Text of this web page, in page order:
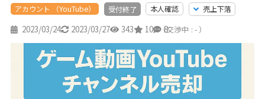
アカウント （YouTube） 受付終了 本人確認 売上下落
2023/03/24 2023/03/27 343 10 8
（交渉中 : - ）